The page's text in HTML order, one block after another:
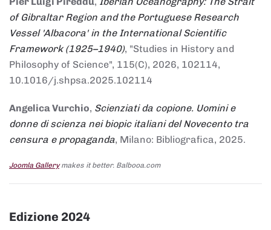
of Gibraltar Region and the Portuguese Research
Vessel 'Albacora' in the International Scientific
Framework (1925–1940), "Studies in History and
Philosophy of Science", 115(C), 2026, 102114,
10.1016/j.shpsa.2025.102114
Angelica Vurchio, Scienziati da copione. Uomini e
donne di scienza nei biopic italiani del Novecento tra
censura e propaganda, Milano: Bibliografica, 2025.
Joomla Gallerymakes it better. Balbooa.com
Edizione 2024